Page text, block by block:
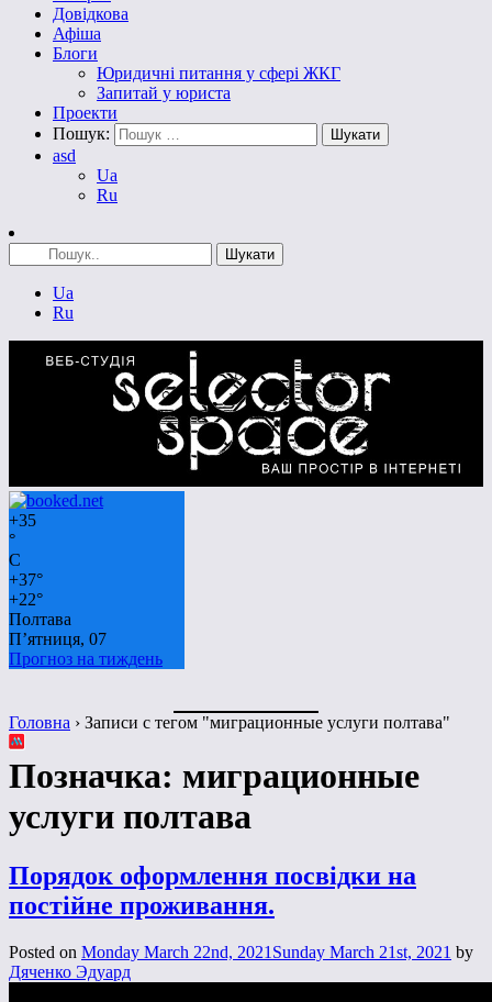
Довідкова
Афіша
Блоги
Юридичні питання у сфері ЖКГ
Запитай у юриста
Проекти
Пошук:
asd
Ua
Ru
Ua
Ru
+35
°
C
+37°
+22°
Полтава
П’ятниця, 07
Прогноз на тиждень
Головна › Записи с тегом "миграционные услуги полтава"
Позначка: миграционные
услуги полтава
Порядок оформлення посвідки на
постійне проживання.
Posted on Monday March 22nd, 2021 Sunday March 21st, 2021 by
Дяченко Эдуард